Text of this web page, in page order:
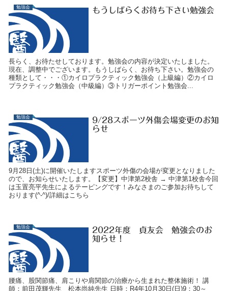
勉強会 もうしばらくお待ち下さい勉強会
長らく、お待たせしております。勉強会の内容が決定いたしました。
現在、調整中でございます。もうしばらく、お待ち下さい。勉強会の
種類として・・・①カイロプラクティック勉強会（上級編）②カイロ
プラクティック勉強会（中級編）③トリガーポイント勉強会...
勉強会
9/28スポーツ外傷会場変更のお知
らせ
9月28日(土)に開催いたしますスポーツ外傷の会場が変更となりました
ので、お知らせいたします。【変更】中津第2校舎 → 中津第1校舎今回
は玉置亮平先生によるテーピングです！みなさまのご参加お待ちして
おります(^-^)/詳細はこちら
勉強会
2022年度 貞友会 勉強会のお
知らせ！
腰痛、股関節痛、肩こりや肩関節の治療から生まれた整体施術！ 講
師：前田茂輝先生 松本尚純先生 日時：R4年10月30日(日)9：30～